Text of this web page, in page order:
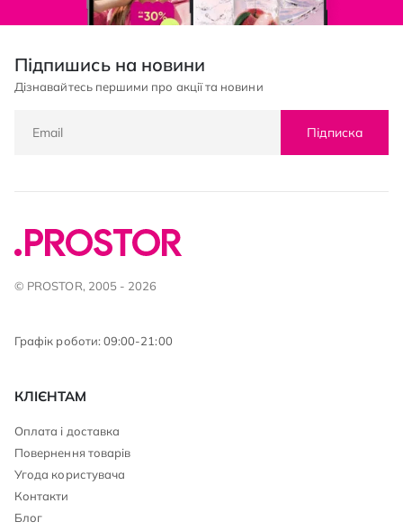
Підпишись на новини
Дізнавайтесь першими про акції та новини
Підписка
© PROSTOR, 2005 - 2026
Графік роботи: 09:00-21:00
КЛІЄНТАМ
Оплата і доставка
Повернення товарів
Угода користувача
Контакти
Блог